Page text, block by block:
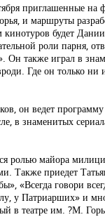
приглашенные на
и маршруты
будет
роли парня,
также играл в
Где он только ни
он ведет
в знаменитых
ролью майора
Также приедет
«Всегда говори
у Патриарших» и
в театре им. ?М.